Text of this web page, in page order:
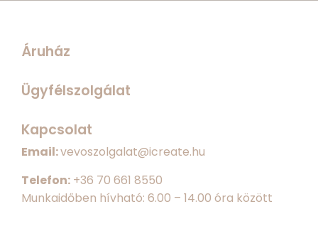
Áruház
Ügyfélszolgálat
Kapcsolat
Email:vevoszolgalat@icreate.hu
Telefon: +36 70 661 8550
Munkaidőben hívható: 6.00 – 14.00 óra között